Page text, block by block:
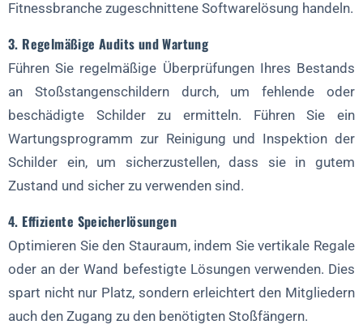
Fitnessbranche zugeschnittene Softwarelösung handeln.
3. Regelmäßige Audits und Wartung
Führen Sie regelmäßige Überprüfungen Ihres Bestands
an Stoßstangenschildern durch, um fehlende oder
beschädigte Schilder zu ermitteln. Führen Sie ein
Wartungsprogramm zur Reinigung und Inspektion der
Schilder ein, um sicherzustellen, dass sie in gutem
Zustand und sicher zu verwenden sind.
4. Effiziente Speicherlösungen
Optimieren Sie den Stauraum, indem Sie vertikale Regale
oder an der Wand befestigte Lösungen verwenden. Dies
spart nicht nur Platz, sondern erleichtert den Mitgliedern
auch den Zugang zu den benötigten Stoßfängern.